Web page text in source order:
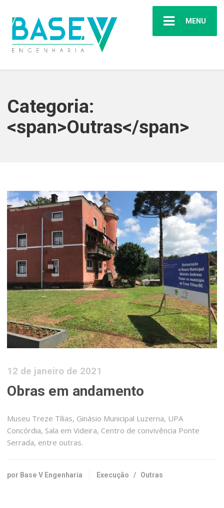
MENU
Categoria:
<span>Outras</span>
12 de janeiro de 2021
Obras em andamento
Museu Treze Tílias, Ginásio Municipal Luzerna, UPA
Concórdia, Sala em Videira, Centro de convivência Ponte
Serrada, entre outras.
por Base V Engenharia Execução / Outras